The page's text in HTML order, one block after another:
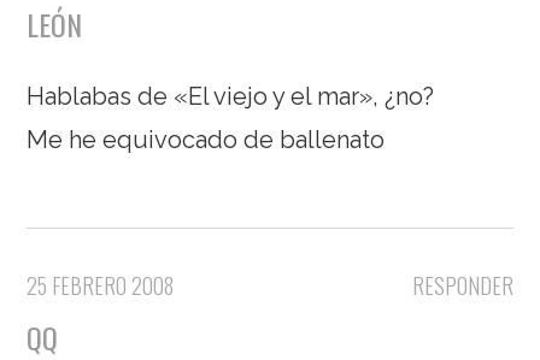
LEÓN
Hablabas de «El viejo y el mar», ¿no?
Me he equivocado de ballenato
RESPONDER
25 FEBRERO 2008
QQ